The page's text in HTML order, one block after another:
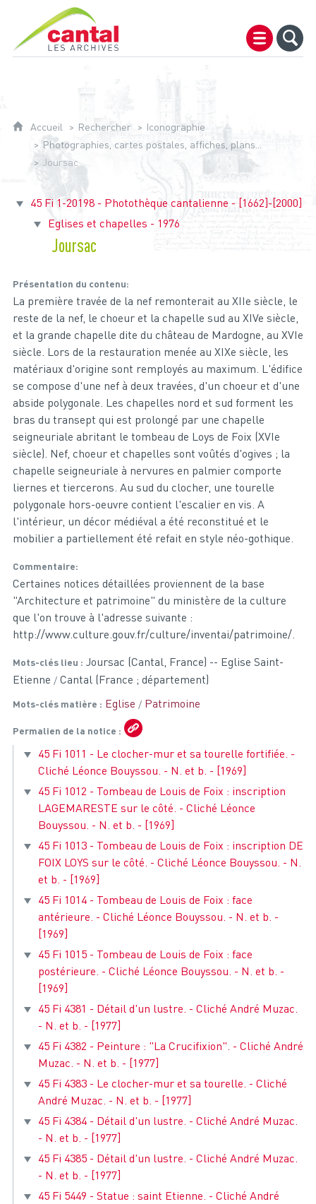
Archives du Cantal
Accueil Rechercher
Iconographie
Photographies, cartes postales, affiches, plans...
Joursac
45 Fi 1-20198 - Photothèque cantalienne - [1662]-[2000]
Eglises et chapelles - 1976
Joursac
Présentation du contenu
La première travée de la nef remonterait au XIIe siècle, le
reste de la nef, le choeur et la chapelle sud au XIVe siècle,
et la grande chapelle dite du château de Mardogne, au XVIe
siècle. Lors de la restauration menée au XIXe siècle, les
matériaux d'origine sont remployés au maximum. L'édifice
se compose d'une nef à deux travées, d'un choeur et d'une
abside polygonale. Les chapelles nord et sud forment les
bras du transept qui est prolongé par une chapelle
seigneuriale abritant le tombeau de Loys de Foix (XVIe
siècle). Nef, choeur et chapelles sont voûtés d'ogives ; la
chapelle seigneuriale à nervures en palmier comporte
liernes et tiercerons. Au sud du clocher, une tourelle
polygonale hors-oeuvre contient l'escalier en vis. A
l'intérieur, un décor médiéval a été reconstitué et le
mobilier a partiellement été refait en style néo-gothique.
Commentaire
Certaines notices détaillées proviennent de la base
"Architecture et patrimoine" du ministère de la culture
que l'on trouve à l'adresse suivante :
http://www.culture.gouv.fr/culture/inventai/patrimoine/.
Mots-clés lieu
Joursac (Cantal, France) -- Eglise Saint-
Etienne
Cantal (France ; département)
Mots-clés matière Eglise Patrimoine
Permalien de la notice
45 Fi 1011 - Le clocher-mur et sa tourelle fortifiée. -
Cliché Léonce Bouyssou. - N. et b. - [1969]
45 Fi 1012 - Tombeau de Louis de Foix : inscription
LAGEMARESTE sur le côté. - Cliché Léonce
Bouyssou. - N. et b. - [1969]
45 Fi 1013 - Tombeau de Louis de Foix : inscription DE
FOIX LOYS sur le côté. - Cliché Léonce Bouyssou. - N.
et b. - [1969]
45 Fi 1014 - Tombeau de Louis de Foix : face
antérieure. - Cliché Léonce Bouyssou. - N. et b. -
[1969]
45 Fi 1015 - Tombeau de Louis de Foix : face
postérieure. - Cliché Léonce Bouyssou. - N. et b. -
[1969]
45 Fi 4381 - Détail d'un lustre. - Cliché André Muzac.
- N. et b. - [1977]
45 Fi 4382 - Peinture : "La Crucifixion". - Cliché André
Muzac. - N. et b. - [1977]
45 Fi 4383 - Le clocher-mur et sa tourelle. - Cliché
André Muzac. - N. et b. - [1977]
45 Fi 4384 - Détail d'un lustre. - Cliché André Muzac.
- N. et b. - [1977]
45 Fi 4385 - Détail d'un lustre. - Cliché André Muzac.
- N. et b. - [1977]
45 Fi 5449 - Statue : saint Etienne. - Cliché André